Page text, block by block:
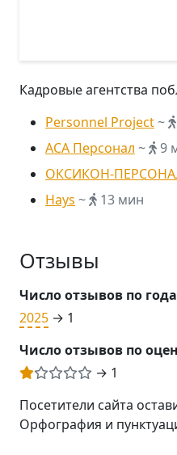
Кадровые агентства
Personnel Project~
АСА Персонал ~
9
ОКСИКОН-
Hays ~ 13 мин
Отзывы
Число отзывов по
2025 → 1
Число отзывов по
→ 1
Посетители сайта
Орфография и